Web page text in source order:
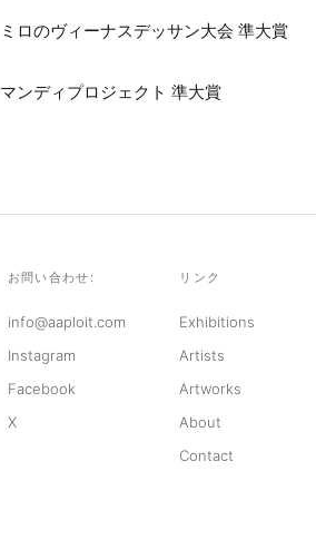
ミロのヴィーナスデッサン大会 準大賞
マンディプロジェクト 準大賞
お問い合わせ:
info@aaploit.com
Instagram
Facebook
X
リンク
Exhibitions
Artists
Artworks
About
Contact